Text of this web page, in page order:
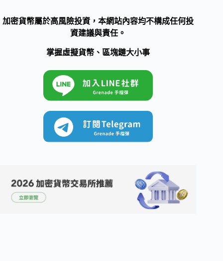
加密貨幣屬於高風險投資，本網站內容均不構成任何投
資建議與責任。
掌握虛擬貨幣、區塊鏈大小事